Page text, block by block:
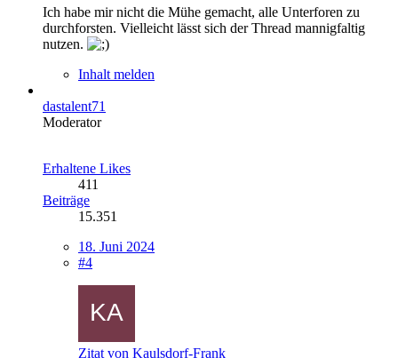
Ich habe mir nicht die Mühe gemacht, alle Unterforen zu
durchforsten. Vielleicht lässt sich der Thread mannigfaltig
nutzen.
Inhalt melden
dastalent71
Moderator
Erhaltene Likes
411
Beiträge
15.351
18. Juni 2024
#4
Zitat von Kaulsdorf-Frank